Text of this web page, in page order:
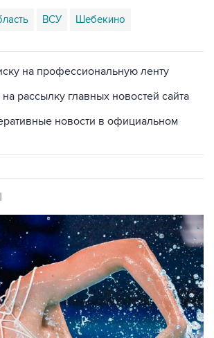
ВСУ Шебекино
на профессиональную ленту
рассылку главных новостей сайта
новости в официальном